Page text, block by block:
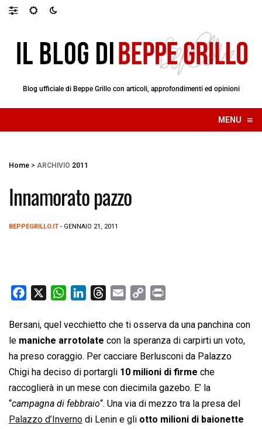
Blog ufficiale di Beppe Grillo con articoli, approfondimenti ed opinioni
MENU ≡
☰
Home > ARCHIVIO 2011
Innamorato pazzo
BEPPEGRILLO.IT - GENNAIO 21, 2011
c
e
b
o
o
k
W
a
t
s
A
p
p
n
k
e
d
I
n
r
e
a
d
s
a
i
l
p
y
L
i
n
k
i
n
t
Bersani, quel vecchietto che ti osserva da una panchina con
le maniche arrotolate con la speranza di carpirti un voto,
ha preso coraggio. Per cacciare Berlusconi da Palazzo
Chigi ha deciso di portargli 10 milioni di firme che
raccoglierà in un mese con diecimila gazebo. E’ la
“campagna di febbraio“. Una via di mezzo tra la presa del
Palazzo d’Inverno di Lenin e gli otto milioni di baionette